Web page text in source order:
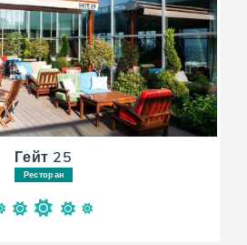
Гейт 25
Ресторан